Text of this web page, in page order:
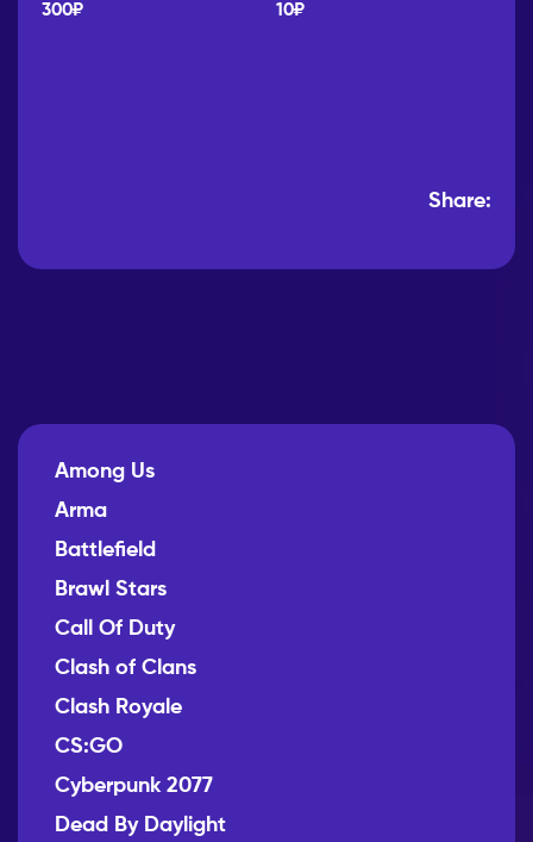
300₽ 10₽
Share:
Among Us
Arma
Battlefield
Brawl Stars
Call Of Duty
Clash of Clans
Clash Royale
CS:GO
Cyberpunk 2077
Dead By Daylight